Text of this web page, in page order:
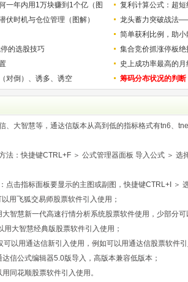
一年内用1万块赚到1个亿（图
复利计算公式：超
少？
伏时机与仓位管理（图解）
龙头蓄力突破战法
的技巧（图解）
简单获利比例，助
用
的选股技巧
集合竞价抓涨停板绝
史上成功率最高的
称选股法宝！
对倒）、诱多、诱空 筹码分布状况的判断
、大智慧等，通达信版本从高到低的指标格式有tn6、
法：快捷键CTRL+F ＞ 公式管理器面板 导入公式 ＞ 选
点击指标面板要显示的主图或副图，快捷键CTRL+I ＞
用飞狐交易师股票软件引入使用；
智慧新一代高速行情分析系统股票软件使用，少部分可
用大智慧经典版股票软件引入使用；
可以用通达信新引入使用，例如可以用通达信股票软件引
信公式编辑器5.0版导入，高版本兼容低版本；
同花顺股票软件引入使用。